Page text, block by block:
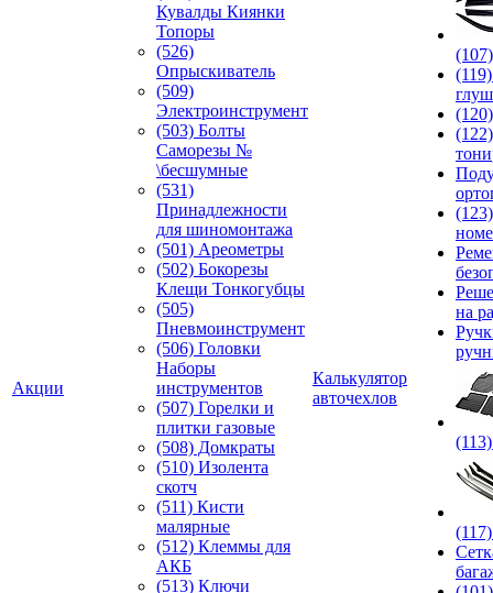
Акции
Кувалды Киянки
Топоры
(526)
Опрыскиватель
(509)
Электроинструмент
(503) Болты
Саморезы №
\бесшумные
(531)
Принадлежности
для шиномонтажа
(501) Ареометры
(502) Бокорезы
Клещи Тонкогубцы
(505)
Пневмоинструмент
(506) Головки
Наборы
инструментов
(507) Горелки и
плитки газовые
(508) Домкраты
(510) Изолента
скотч
(511) Кисти
малярные
(512) Клеммы для
АКБ
(513) Ключи
Калькулятор
авточехлов
на